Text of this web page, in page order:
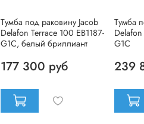
Тумба под раковину Jacob
Delafon Terrace 100 EB1187-
G1C, белый бриллиант
177 300 руб
Тумба
Delafon
G1C
239